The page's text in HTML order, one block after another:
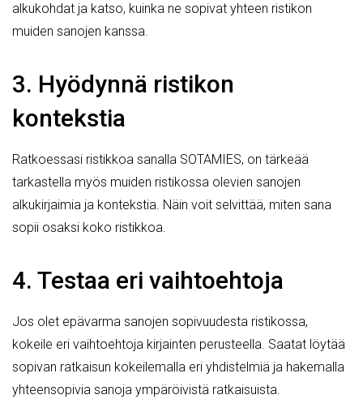
alkukohdat ja katso, kuinka ne sopivat yhteen ristikon
muiden sanojen kanssa.
3. Hyödynnä ristikon
kontekstia
Ratkoessasi ristikkoa sanalla SOTAMIES, on tärkeää
tarkastella myös muiden ristikossa olevien sanojen
alkukirjaimia ja kontekstia. Näin voit selvittää, miten sana
sopii osaksi koko ristikkoa.
4. Testaa eri vaihtoehtoja
Jos olet epävarma sanojen sopivuudesta ristikossa,
kokeile eri vaihtoehtoja kirjainten perusteella. Saatat löytää
sopivan ratkaisun kokeilemalla eri yhdistelmiä ja hakemalla
yhteensopivia sanoja ympäröivistä ratkaisuista.